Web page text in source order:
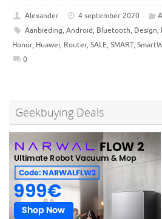
Alexander 4 september 2020
Aanbieding, Android, Bluetooth, Design,
Honor, Huawei, Router, SALE, SMART,
0
Geekbuying Deals